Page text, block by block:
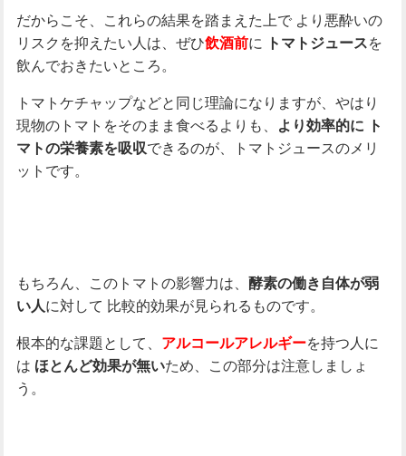
だからこそ、これらの結果を踏まえた上でより悪酔いの
リスクを抑えたい人は、ぜひ飲酒前に トマトジュースを
飲んでおきたいところ。
トマトケチャップなどと同じ理論になりますが、やはり
現物のトマトをそのまま食べるよりも、
より効率的に ト
マトの栄養素を吸収できるのが、トマトジュースのメリ
ットです。
もちろん、このトマトの影響力は、 酵素の働き自体が弱
い人に対して 比較的効果が見られるものです。
根本的な課題として、 アルコールアレルギーを持つ人に
は ほとんど効果が無いため、この部分は注意しましょ
う。